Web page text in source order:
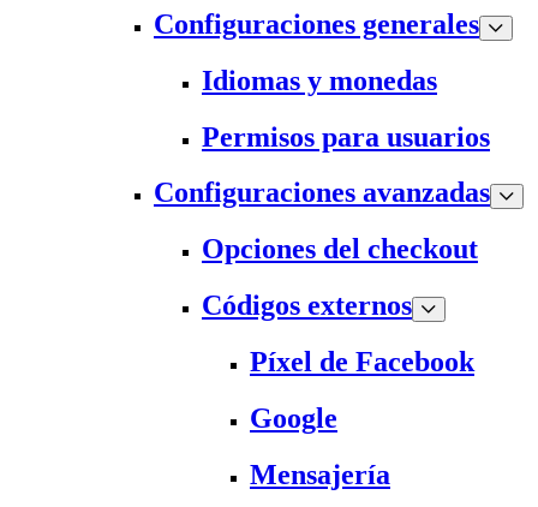
Configuraciones generales
Idiomas y monedas
Permisos para usuarios
Configuraciones avanzadas
Opciones del checkout
Códigos externos
Píxel de Facebook
Google
Mensajería